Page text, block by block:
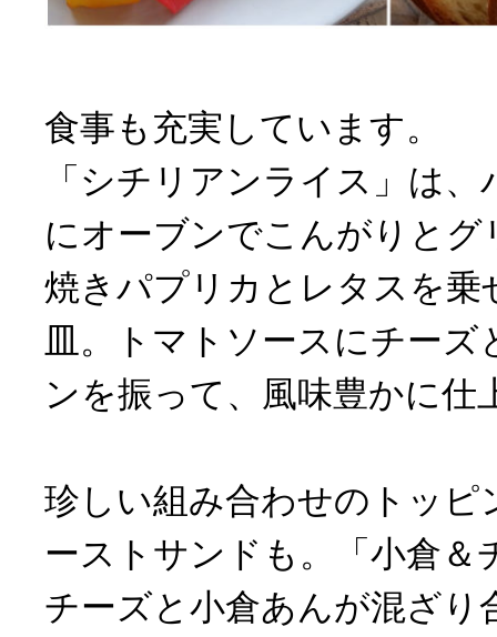
食事も充実しています。
「シチリアンライス」は
にオーブンでこんがりと
焼きパプリカとレタスを乗
皿。トマトソースにチーズ
ンを振って、風味豊かに仕
珍しい組み合わせのトッピ
ーストサンドも。「小倉＆
チーズと小倉あんが混ざり